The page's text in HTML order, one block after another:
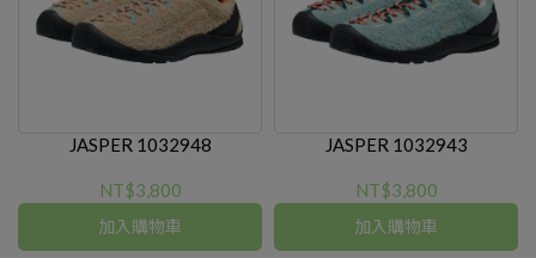
JASPER 1032948
NT$3,800
加入購物車
JASPER 1032943
NT$3,800
加入購物車